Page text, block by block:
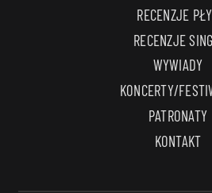
RECENZJE
RECENZJE
WYWIADY
KONCERTY/
PATRONATY
KONTAKT